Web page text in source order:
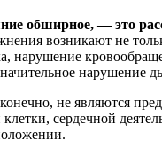
обширное, — это
возникают не
нарушение
не являются
сердечной